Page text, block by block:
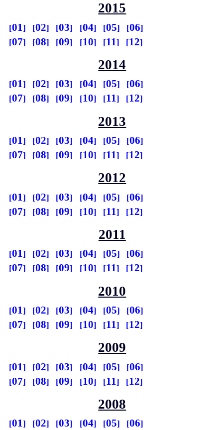
2015
01 02 03 04 05
06
07
08 09 10 11 12
2014
01 02 03 04 05
06
07
08 09 10 11 12
2013
01 02 03 04 05
06
07
08 09 10 11 12
2012
01 02 03 04 05
06
07
08 09 10 11 12
2011
01 02 03 04 05
06
07
08 09 10 11 12
2010
01 02 03 04 05
06
07
08 09 10 11 12
2009
01 02 03 04 05
06
07
08 09 10 11 12
2008
01 02 03 04 05
06